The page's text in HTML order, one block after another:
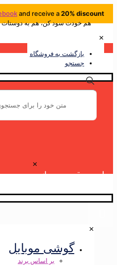
and receive a20% discount
هم خودت سود کن، هم به
✕
بازگشت به فروشگاه
جستجو
لیست قیمت روزانه
✕
گوشی موبایل
بر اساس برند
✕